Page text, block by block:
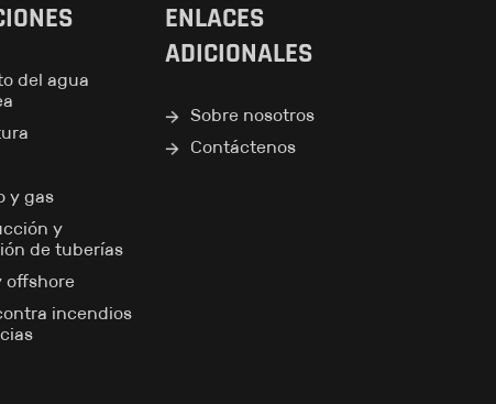
del agua
y gas
y
de tuberías
offshore
incendios
ENLACES
ADICIONALES
Sobre nosotros
Contáctenos